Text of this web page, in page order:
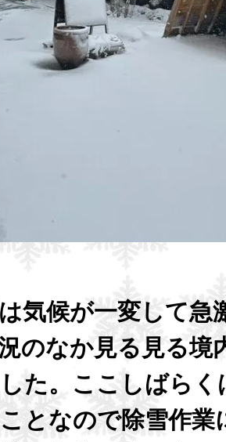
気候が一変して急
のなか見る見る境
た。ここしばらく
となので除雪作